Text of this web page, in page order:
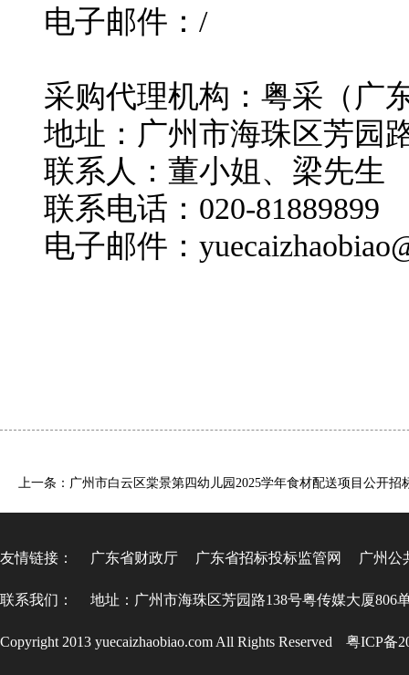
电子邮件： /
采购代理机构 ：粤采（广
地址：广州市海珠区芳园
联系人： 董小姐、梁先生
联系电话： 020-81889899
电子邮件：
上一条：广州市白云区棠景第四幼儿园2025学年食材配送项目公开招
友情链接： 广东省财政厅 广东省招标投标监管网 广州公
联系我们： 地址：广州市海珠区芳园路138号粤传媒大厦806
Copyright 2013 yuecaizhaobiao.com All Rights Reserved 粤ICP备